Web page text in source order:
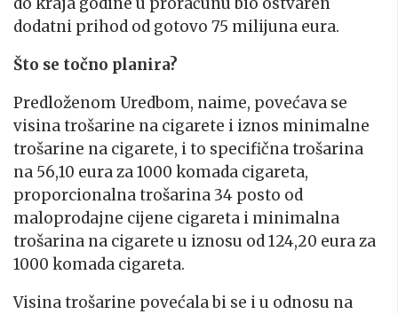
dodatni prihod od gotovo 75 milijuna eura.
Što se točno planira?
Predloženom Uredbom, naime, povećava se
visina trošarine na cigarete i iznos minimalne
trošarine na cigarete, i to specifična trošarina
na 56,10 eura za 1000 komada cigareta,
proporcionalna trošarina 34 posto od
maloprodajne cijene cigareta i minimalna
trošarina na cigarete u iznosu od 124,20 eura za
1000 komada cigareta.
Visina trošarine povećala bi se i u odnosu na